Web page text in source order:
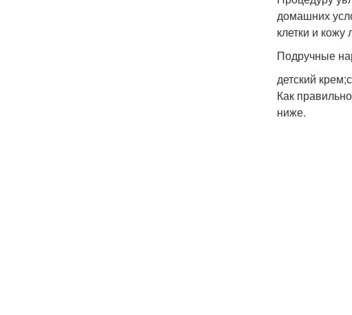
домашних
клетки и кожу
Подручные
детский
Как
ниже.